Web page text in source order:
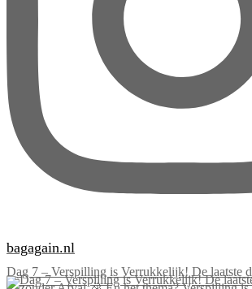
bagagain.nl
Dag 7 – Verspilling is Verrukkelijk! De laatste d